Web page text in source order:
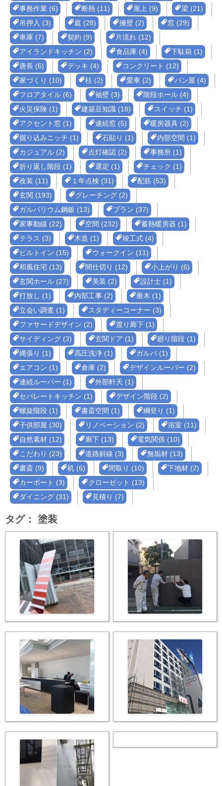
事務作業 (6) 断熱 (11) 屋上 (9)
梁 (21)
吊押入 (3)
庭 (28) 擁壁 (2)
窓 (29)
車庫 (7)
契約 (9)
片流れ (12)
アイランドキッチン (2)
食品庫 (4)
下駄箱 (1)
唐長 (6)
デッキ (4)
コンクリート (12)
家づくり (10)
柱 (2) 愛車 (2)
パン屋 (4)
フロアタイル (6)
袖壁 (3)
階段ホール (4)
火災保険 (1)
建築豆知識 (18)
スイッチ (1)
アクセント窓 (1)
連続窓 (5)
暖房器具 (2)
掘り込みニッチ (1)
石貼り (1)
内部空間 (1)
カジュアル (2)
点灯確認 (2)
事務所 (1)
折り返し階段 (1)
選定 (1)
チェック (1)
改装 (11)
１年点検 (31)
配筋 (53)
玄関 (193)
グレーチング (2)
ガルバリウム鋼鈑 (13)
プラン (37)
家事動線 (22)
空間 (232)
蓄熱暖房器 (1)
テラス (3)
木造 (1)
竣工式 (4)
ビルトイン (15)
ウォークイン (11)
和風住宅 (13)
間仕切り (12)
小上がり (6)
玄関ホール (27)
美装 (2)
設計士 (1)
打放し (1)
内部工事 (2)
垂木 (1)
立会い調査 (1)
スタディーコーナー (3)
ファサードデザイン (2)
渡り廊下 (1)
サイディング (3)
玄関ドア (1)
廻り階段 (1)
縄張り (1)
高圧洗浄 (1)
ガルバ (1)
エアコン (1)
倉庫 (2)
デザインルーバー (2)
連続ルーバー (1)
外部軒天 (1)
セパレートキッチン (1)
デザイン階段 (2)
螺旋階段 (1)
書斎空間 (1)
綱登り (1)
子供部屋 (30)
リノベーション (2)
浴室 (11)
自然素材 (12)
廊下 (13)
電気関係 (10)
こだわり (23)
道路斜線 (3)
無垢材 (13)
書斎 (9)
机 (6) 間取り (10)
下地材 (2)
カーポート (3)
クローゼット (13)
ダイニング (31)
見積り (7)
タグ： 塗装